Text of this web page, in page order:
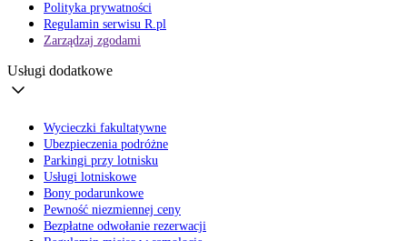
Polityka prywatności
Regulamin serwisu R.pl
Zarządzaj zgodami
Usługi dodatkowe
Wycieczki fakultatywne
Ubezpieczenia podróżne
Parkingi przy lotnisku
Usługi lotniskowe
Bony podarunkowe
Pewność niezmiennej ceny
Bezpłatne odwołanie rezerwacji